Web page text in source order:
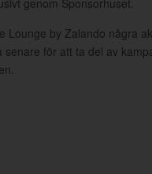
genom Sponsorhuset.
Lounge by Zalando några
senare för att ta del av